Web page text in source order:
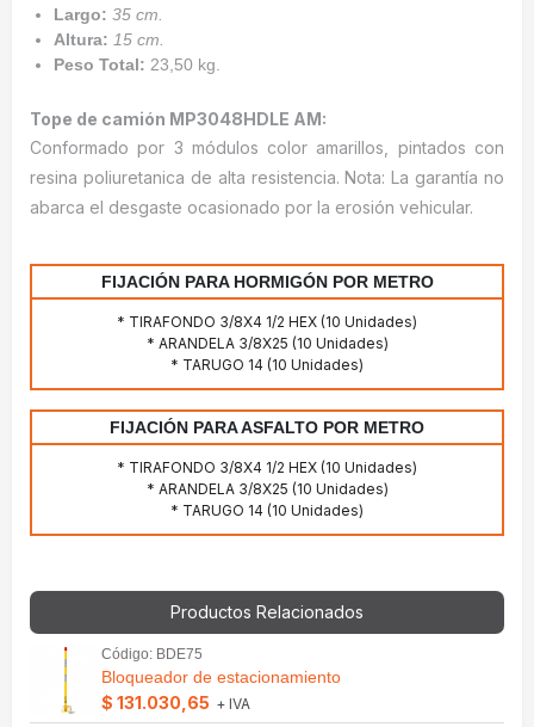
Largo: 35 cm.
Altura: 15 cm.
Peso Total: 23,50 kg.
Tope de camión MP3048HDLE AM:
Conformado por 3 módulos color amarillos, pintados con
resina poliuretanica de alta resistencia. Nota: La garantía no
abarca el desgaste ocasionado por la erosión vehicular.
FIJACIÓN PARA HORMIGÓN POR METRO
* TIRAFONDO 3/8X4 1/2 HEX (10 Unidades)
* ARANDELA 3/8X25 (10 Unidades)
* TARUGO 14 (10 Unidades)
FIJACIÓN PARA ASFALTO POR METRO
* TIRAFONDO 3/8X4 1/2 HEX (10 Unidades)
* ARANDELA 3/8X25 (10 Unidades)
* TARUGO 14 (10 Unidades)
Productos Relacionados
Código: BDE75
Bloqueador de estacionamiento
$ 131.030,65 + IVA